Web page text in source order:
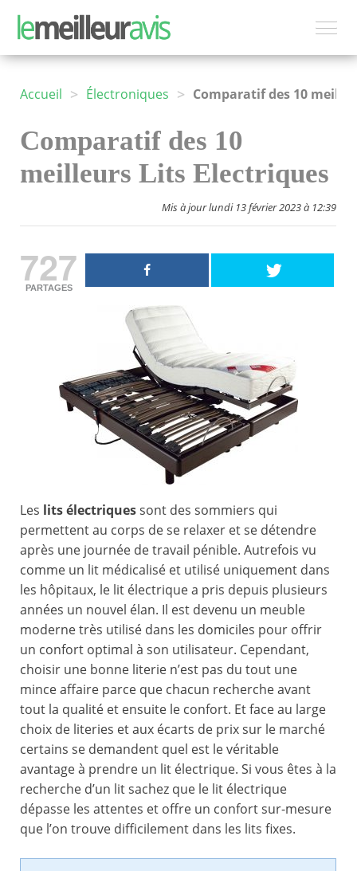
Accueil > Électroniques >
Comparatif des 10
meilleurs Lits Electriques
Mis à jour lundi 13 février 2023 à 12:39
727
PARTAGES
Les lits électriquessont des sommiers qui
permettent au corps de se relaxer et se détendre
après une journée de travail pénible. Autrefois vu
comme un lit médicalisé et utilisé uniquement dans
les hôpitaux, le lit électrique a pris depuis plusieurs
années un nouvel élan. Il est devenu un meuble
moderne très utilisé dans les domiciles pour offrir
un confort optimal à son utilisateur. Cependant,
choisir une bonne literie n’est pas du tout une
mince affaire parce que chacun recherche avant
tout la qualité et ensuite le confort. Et face au large
choix de literies et aux écarts de prix sur le marché
certains se demandent quel est le véritable
avantage à prendre un lit électrique. Si vous êtes à la
recherche d’un lit sachez que le lit électrique
dépasse les attentes et offre un confort sur-mesure
que l’on trouve difficilement dans les lits fixes.